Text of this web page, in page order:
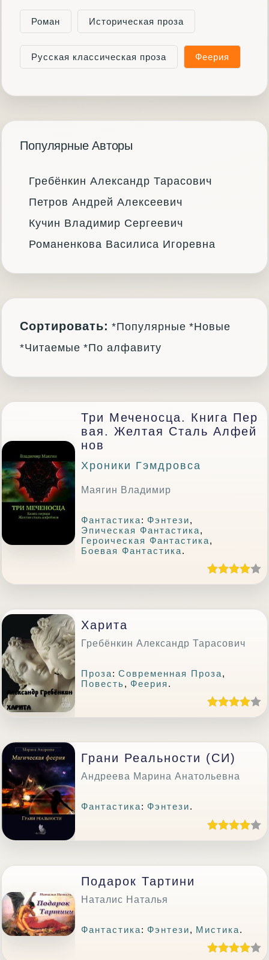
Роман Историческая проза
Русская классическая проза Феерия
Популярные Авторы
Гребёнкин Александр Тарасович
Петров Андрей Алексеевич
Кучин Владимир Сергеевич
Романенкова Василиса Игоревна
Сортировать: *Популярные *Новые
*Читаемые *По алфавиту
Три Меченосца. Книга Пер
Вая. Желтая Сталь Алфей
Нов
Хроники Гэмдровса
Маягин Владимир
Фантастика: Фэнтези,
Эпическая Фантастика,
Героическая Фантастика,
Боевая Фантастика.
Харита
Гребёнкин Александр Тарасович
Проза:Современная Проза,
Повесть, Феерия .
Грани Реальности (СИ)
Андреева Марина Анатольевна
Фантастика: Фэнтези.
Подарок Тартини
Наталис Наталья
Фантастика: Фэнтези, Мистика.